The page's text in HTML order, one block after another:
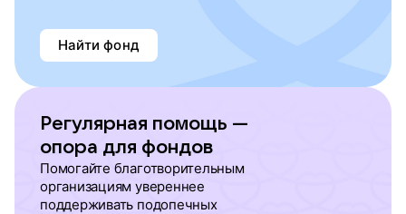
Найти фонд
Регулярная помощь —
опора для фондов
Помогайте благотворительным
организациям увереннее
поддерживать подопечных